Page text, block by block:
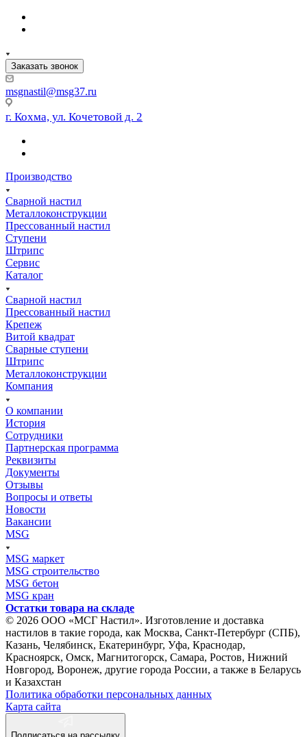
Заказать звонок
msgnastil@msg37.ru
г. Кохма, ул. Кочетовой д. 2
Производство
Сварной настил
Металлоконструкции
Прессованный настил
Ступени
Штрипс
Сервис
Каталог
Сварной настил
Прессованный настил
Крепеж
Витой квадрат
Сварные ступени
Штрипс
Металлоконструкции
Компания
О компании
История
Сотрудники
Партнерская программа
Реквизиты
Документы
Отзывы
Вопросы и ответы
Новости
Вакансии
MSG
MSG маркет
MSG строительство
MSG бетон
MSG кран
Остатки товара на складе
© 2026 ООО «МСГ Настил». Изготовление и доставка
настилов в такие города, как Москва, Санкт-Петербург (СПБ),
Казань, Челябинск, Екатеринбург, Уфа, Краснодар,
Красноярск, Омск, Магнитогорск, Самара, Ростов, Нижний
Новгород, Воронеж, другие города России, а также в Беларусь
и Казахстан
Политика обработки персональных данных
Карта сайта